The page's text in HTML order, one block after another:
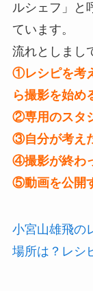
ルシェフ」と
ています。
流れとしまし
①レシピを考
ら撮影を始め
②専用のスタ
③自分が考え
④撮影が終わ
⑤動画を公開
小宮山雄飛の
場所は？レシ